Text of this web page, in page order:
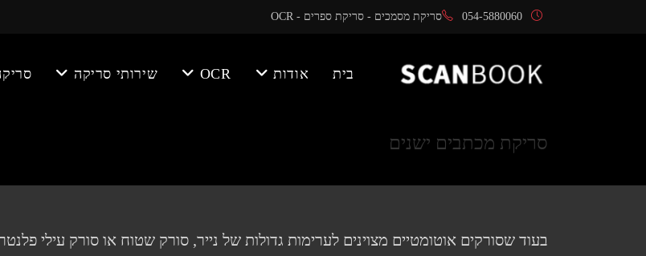
054-5880060 סריקת מסמכים - סריקת ספרים - OCR
בית אודות OCR שירותי סריקה
סריקת מכתבים ישנים
בעוד שסורקים אוטומטיים מצוינים לערימות גדולות של נייר, סורק שטוח או סורק עילי